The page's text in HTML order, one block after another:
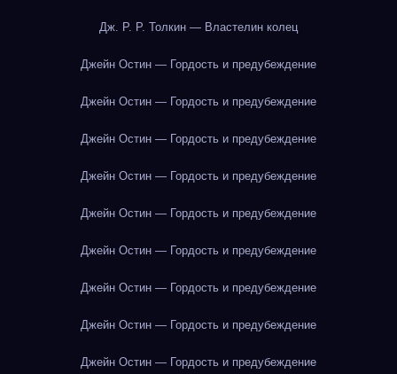
Дж. Р. Р. Толкин — Властелин колец
Джейн Остин — Гордость и предубеждение
Джейн Остин — Гордость и предубеждение
Джейн Остин — Гордость и предубеждение
Джейн Остин — Гордость и предубеждение
Джейн Остин — Гордость и предубеждение
Джейн Остин — Гордость и предубеждение
Джейн Остин — Гордость и предубеждение
Джейн Остин — Гордость и предубеждение
Джейн Остин — Гордость и предубеждение